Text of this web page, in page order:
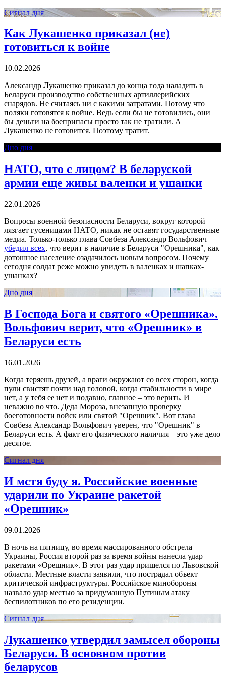
Сигнал дня
Как Лукашенко приказал (не)
готовиться к войне
10.02.2026
Александр Лукашенко приказал до конца года наладить в
Беларуси производство собственных артиллерийских
снарядов. Не считаясь ни с какими затратами. Потому что
поляки готовятся к войне. Ведь если бы не готовились, они
бы деньги на боеприпасы просто так не тратили. А
Лукашенко не готовится. Поэтому тратит.
Дно дня
НАТО, что с лицом? В беларуской
армии еще живы валенки и ушанки
22.01.2026
Вопросы военной безопасности Беларуси, вокруг которой
лязгает гусеницами НАТО, никак не оставят государственные
медиа. Только-только глава Совбеза Александр Вольфович
убедил всех, что верит в наличие в Беларуси "Орешника", как
дотошное население озадачилось новым вопросом. Почему
сегодня солдат реже можно увидеть в валенках и шапках-
ушанках?
Дно дня
В Господа Бога и святого «Орешника».
Вольфович верит, что «Орешник» в
Беларуси есть
16.01.2026
Когда теряешь друзей, а враги окружают со всех сторон, когда
пули свистят почти над головой, когда стабильности в мире
нет, а у тебя ее нет и подавно, главное – это верить. И
неважно во что. Деда Мороза, внезапную проверку
боеготовности войск или святой "Орешник". Вот глава
Совбеза Александр Вольфович уверен, что "Орешник" в
Беларуси есть. А факт его физического наличия – это уже дело
десятое.
Сигнал дня
И мстя буду я. Российские военные
ударили по Украине ракетой
«Орешник»
09.01.2026
В ночь на пятницу, во время массированного обстрела
Украины, Россия второй раз за время войны нанесла удар
ракетами «Орешник». В этот раз удар пришелся по Львовской
области. Местные власти заявили, что пострадал объект
критической инфраструктуры. Российское минобороны
назвало удар местью за придуманную Путиным атаку
беспилотников по его резиденции.
Сигнал дня
Лукашенко утвердил замысел обороны
Беларуси. В основном против
беларусов